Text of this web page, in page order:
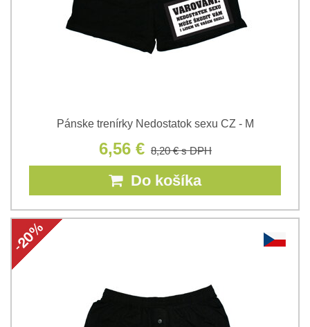
Pánske trenírky Nedostatok sexu CZ - M
6,56 € 8,20 €s DPH
Do košíka